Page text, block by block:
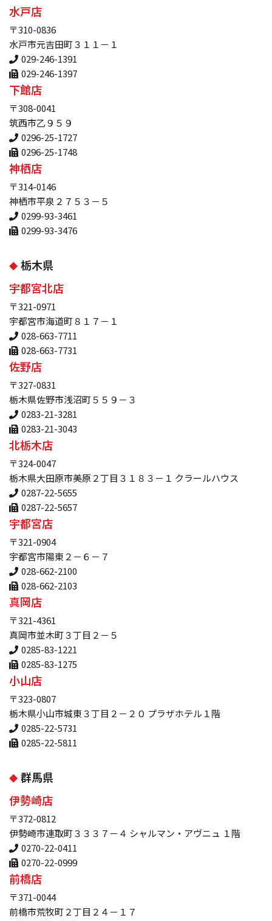
水戸店
〒310-0836
水戸市元吉田町３１１－１
029-246-1391
029-246-1397
下館店
〒308-0041
筑西市乙９５９
0296-25-1727
0296-25-1748
神栖店
〒314-0146
神栖市平泉２７５３－５
0299-93-3461
0299-93-3476
栃木県
宇都宮北店
〒321-0971
宇都宮市海道町８１７－１
028-663-7711
028-663-7731
佐野店
〒327-0831
栃木県佐野市浅沼町５５９－３
0283-21-3281
0283-21-3043
北栃木店
〒324-0047
栃木県大田原市美原２丁目３１８３－１ クラールハウス
0287-22-5655
0287-22-5657
宇都宮店
〒321-0904
宇都宮市陽東２－６－７
028-662-2100
028-662-2103
真岡店
〒321-4361
真岡市並木町３丁目２－５
0285-83-1221
0285-83-1275
小山店
〒323-0807
栃木県小山市城東３丁目２－２０ プラザホテル１階
0285-22-5731
0285-22-5811
群馬県
伊勢崎店
〒372-0812
伊勢崎市連取町３３３７－４ シャルマン・アヴニュ １階
0270-22-0411
0270-22-0999
前橋店
〒371-0044
前橋市荒牧町２丁目２４－１７